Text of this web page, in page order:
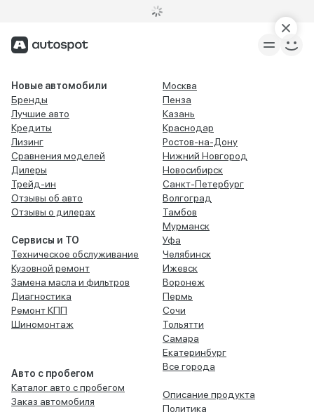
Новые автомобили
Бренды
Лучшие авто
Кредиты
Лизинг
Сравнения моделей
Дилеры
Трейд-ин
Отзывы об авто
Отзывы о дилерах
Сервисы и ТО
Техническое обслуживание
Кузовной ремонт
Замена масла и фильтров
Диагностика
Ремонт КПП
Шиномонтаж
Авто с пробегом
Каталог авто с пробегом
Заказ автомобиля
Москва
Пенза
Казань
Краснодар
Ростов-на-Дону
Нижний Новгород
Новосибирск
Санкт-Петербург
Волгоград
Тамбов
Мурманск
Уфа
Челябинск
Ижевск
Воронеж
Пермь
Сочи
Тольятти
Самара
Екатеринбург
Все города
Описание продукта
Политика